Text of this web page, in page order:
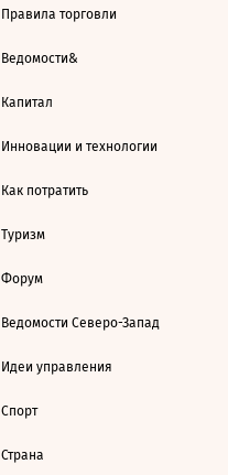
Правила торговли
Ведомости&
Капитал
Инновации и технологии
Как потратить
Туризм
Форум
Ведомости Северо-Запад
Идеи управления
Спорт
Страна